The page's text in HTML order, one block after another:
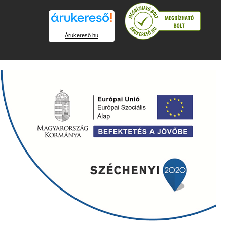
Árukereső.hu